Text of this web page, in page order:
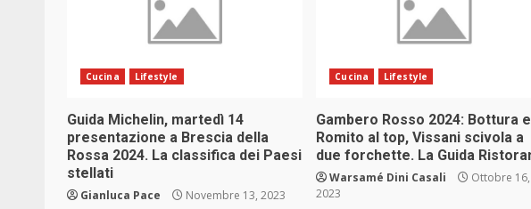
Cucina Lifestyle
Guida Michelin, martedì 14
presentazione a Brescia della
Rossa 2024. La classifica dei Paesi
stellati
Gianluca Pace Novembre 13, 2023
Cucina Lifestyle
Gambero Rosso 2024: Bottura e
Romito al top, Vissani scivola a
due forchette. La Guida
Warsamé Dini Casali
Ottobre 16,
2023